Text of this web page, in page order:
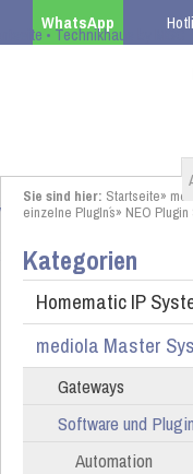
WhatsApp
Sie sind hier: Startseite»
einzelne PlugIn´s» NEO
Kategorien
Homematic IP
mediola Master
Gateways
Software und
Automation